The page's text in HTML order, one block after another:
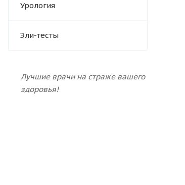
Урология
Эли-тесты
Лучшие врачи на страже вашего
здоровья!